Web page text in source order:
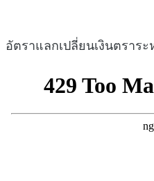
อัตราแลกเปลี่ยนเงินตราระ